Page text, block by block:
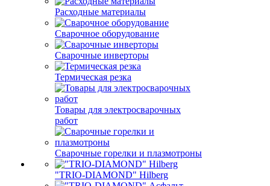
Расходные материалы
Сварочное оборудование
Сварочные инверторы
Термическая резка
Товары для электросварочных
работ
Сварочные горелки и плазмотроны
"TRIO-DIAMOND" Hilberg